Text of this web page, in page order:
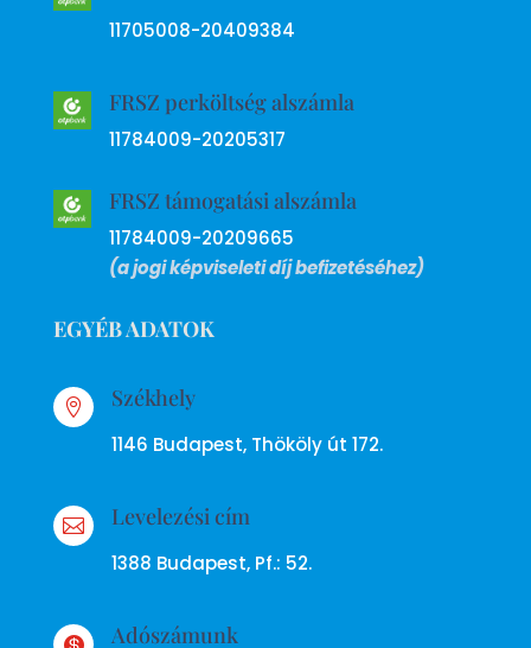
11705008-20409384
FRSZ perköltség alszámla
11784009-20205317
FRSZ támogatási alszámla
11784009-20209665
(a jogi képviseleti díj befizetéséhez)
EGYÉB ADATOK
 Székhely
1146 Budapest, Thököly út 172.
 Levelezési cím
1388 Budapest, Pf.: 52.
Adószámunk